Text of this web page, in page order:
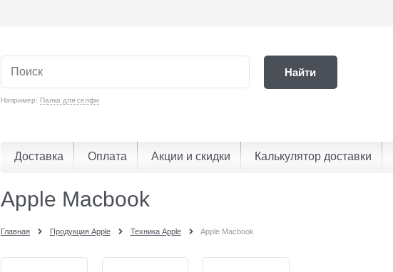
Например: Палка для селфи
Найти
Доставка Оплата Акции и скидки Калькулятор доставки
Apple Macbook
Главная Продукция Apple Техника Apple Apple Macbook